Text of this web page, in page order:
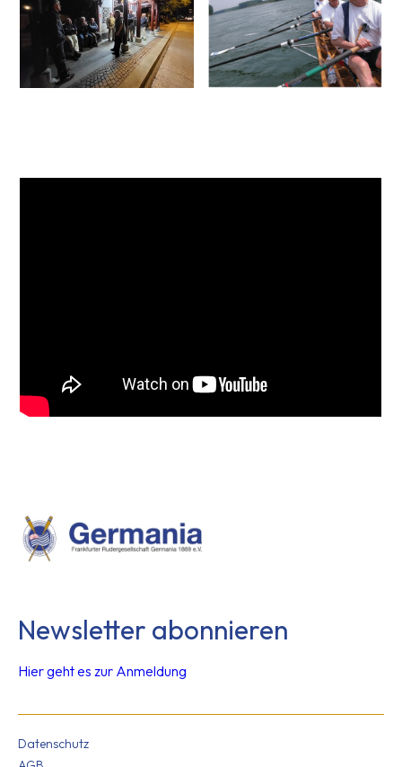
Newsletter abonnieren
Hier geht es zur Anmeldung
Datenschutz